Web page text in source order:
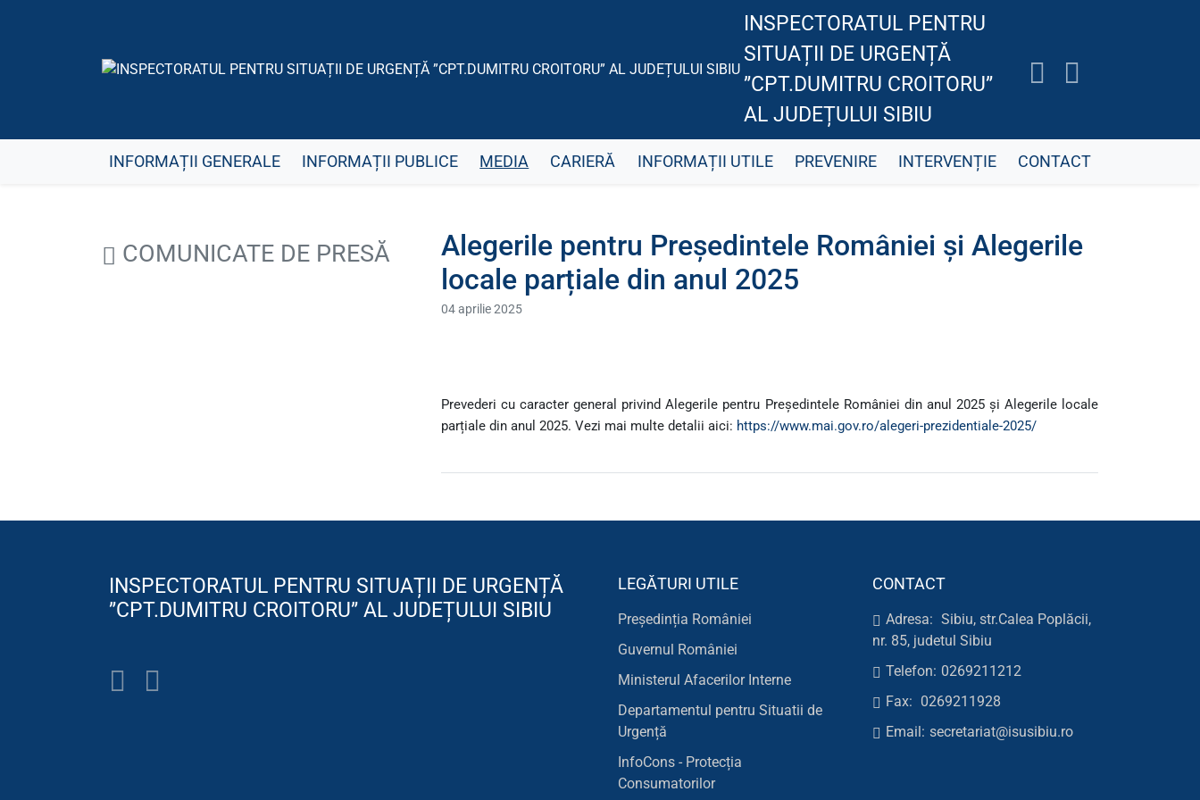
INSPECTORATUL PENTRU
SITUAȚII DE URGENȚĂ
”CPT.DUMITRU CROITORU”
AL JUDEȚULUI SIBIU
INFORMAȚII GENERALE INFORMAȚII PUBLICE MEDIA CARIERĂ INFORMAȚII UTILE PREVENIRE INTERVENȚIE CONTACT
COMUNICATE DE PRESĂ
Alegerile pentru Președintele României și Alegerile
locale parțiale din anul 2025
04 aprilie 2025
Prevederi cu caracter general privind Alegerile pentru Președintele României din anul 2025 și Alegerile locale
parțiale din anul 2025. Vezi mai multe detalii aici: https://www.mai.gov.ro/alegeri-prezidentiale-2025/
INSPECTORATUL PENTRU SITUAȚII DE URGENȚĂ
”CPT.DUMITRU CROITORU” AL JUDEȚULUI SIBIU
LEGĂTURI UTILE
Președinția României
Guvernul României
Ministerul Afacerilor Interne
Departamentul pentru Situatii de
Urgență
InfoCons - Protecția
Consumatorilor
CONTACT
Adresa: Sibiu, str.Calea Poplăcii,
nr. 85, judetul Sibiu
Telefon: 0269211212
Fax: 0269211928
Email: secretariat@isusibiu.ro